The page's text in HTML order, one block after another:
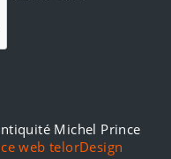
Michel Prince
web telorDesign